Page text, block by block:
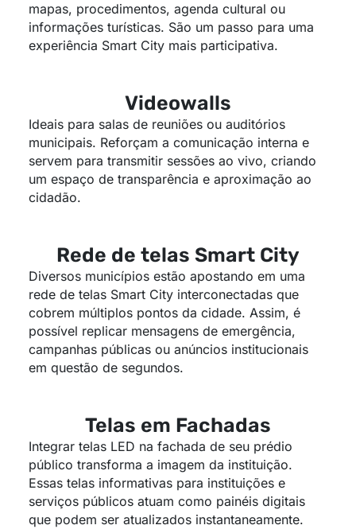
mapas, procedimentos, agenda cultural ou
informações turísticas. São um passo para uma
experiência Smart City mais participativa.
Videowalls
Ideais para salas de reuniões ou auditórios
municipais. Reforçam a comunicação interna e
servem para transmitir sessões ao vivo, criando
um espaço de transparência e aproximação ao
cidadão.
Rede de telas Smart City
Diversos municípios estão apostando em uma
rede de telas Smart City interconectadas que
cobrem múltiplos pontos da cidade. Assim, é
possível replicar mensagens de emergência,
campanhas públicas ou anúncios institucionais
em questão de segundos.
Telas em Fachadas
Integrar telas LED na fachada de seu prédio
público transforma a imagem da instituição.
Essas telas informativas para instituições e
serviços públicos atuam como painéis digitais
que podem ser atualizados instantaneamente.